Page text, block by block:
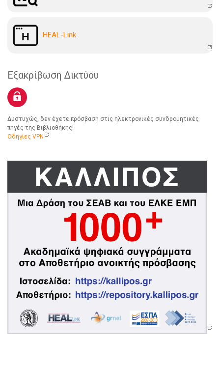
HEAL-Link
Εξακρίβωση Δικτύου
Δυστυχώς, δεν έχετε πρόσβαση στις ηλεκτρονικές συνδρομητικές
πηγές της Βιβλιοθήκης!
Οδηγίες VPN